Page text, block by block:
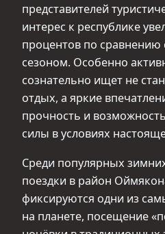
представителей
интерес к республике
процентов по
сезоном. Особенно
сознательно ищет не
отдых, а яркие
прочность и
силы в условиях
Среди популярных
поездки в район
фиксируются одни из
на планете, посещение